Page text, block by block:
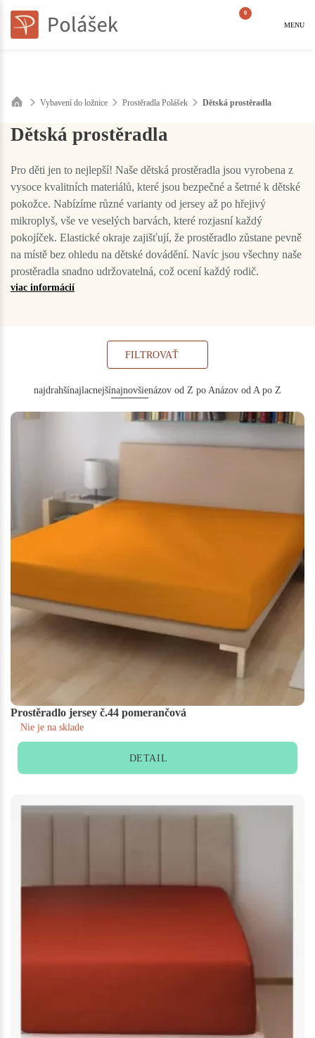
0
MENU
Vybavení do ložnice Prostěradla Polášek Dětská prostěradla
Dětská prostěradla
Pro děti jen to nejlepší! Naše dětská prostěradla jsou vyrobena z
vysoce kvalitních materiálů, které jsou bezpečné a šetrné k dětské
pokožce. Nabízíme různé varianty od jersey až po hřejivý
mikroplyš, vše ve veselých barvách, které rozjasní každý
pokojíček. Elastické okraje zajišťují, že prostěradlo zůstane pevně
na místě bez ohledu na dětské dovádění. Navíc jsou všechny naše
prostěradla snadno udržovatelná, což ocení každý rodič.
viac informácií
FILTROVAŤ
najdrahšínajlacnejšínajnovšienázov od Z po Anázov od A po Z
Prostěradlo jersey č.44 pomerančová
Nie je na sklade
DETAIL